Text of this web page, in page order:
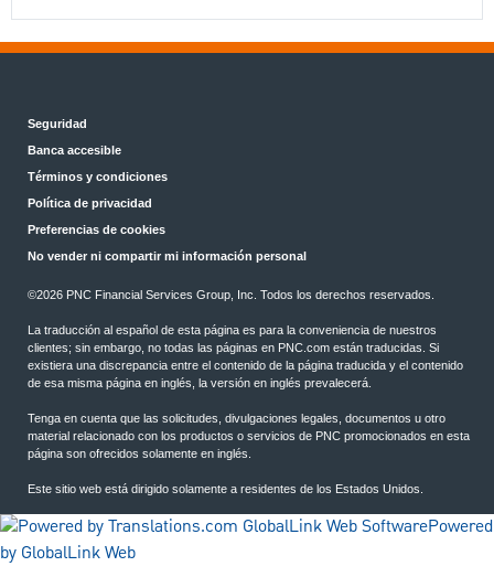
Seguridad
Banca accesible
Términos y condiciones
Política de privacidad
Preferencias de cookies
No vender ni compartir mi información personal
©2026 PNC Financial Services Group, Inc. Todos los derechos reservados.
La traducción al español de esta página es para la conveniencia de nuestros
clientes; sin embargo, no todas las páginas en PNC.com están traducidas. Si
existiera una discrepancia entre el contenido de la página traducida y el contenido
de esa misma página en inglés, la versión en inglés prevalecerá.
Tenga en cuenta que las solicitudes, divulgaciones legales, documentos u otro
material relacionado con los productos o servicios de PNC promocionados en esta
página son ofrecidos solamente en inglés.
Este sitio web está dirigido solamente a residentes de los Estados Unidos.
Powered
by GlobalLink Web